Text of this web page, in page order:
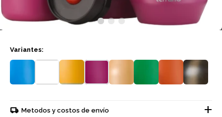
Variantes:
Metodos y costos de envío